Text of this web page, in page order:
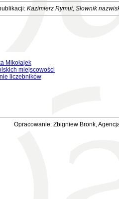
Kazimierz Rymut, Słownik
Mikołajek
miejscowości
liczebników
Opracowanie: Zbigniew Bronk,